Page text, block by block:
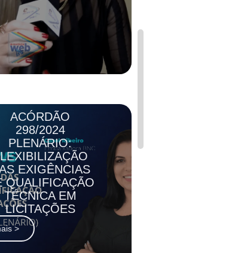
ACÓRDÃO
298/2024
PLENÁRIO:
EXIGÊNCIAS
QUALIFICAÇÃO
TÉCNICA EM
LICITAÇÕES
>